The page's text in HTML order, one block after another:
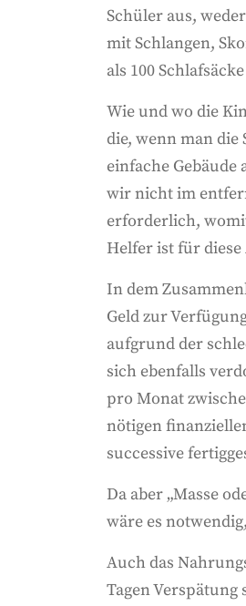
Schüler aus,
mit Schlangen,
als 100
Wie und wo die
die, wenn man
einfache Gebäude
wir nicht im
erforderlich,
Helfer ist für diese
In dem
Geld zur
aufgrund der
sich ebenfalls
pro Monat
nötigen
successive
Da aber „Masse
wäre es
Auch das
Tagen Verspätung